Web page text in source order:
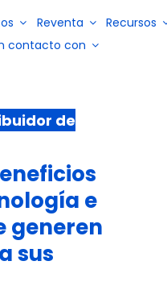
gestión de
nóminas y
control de
asistencia
Reventa Recursos
contacto con
de
e
generen
sus